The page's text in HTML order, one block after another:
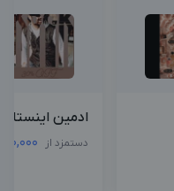
ادمین
دستمزد از